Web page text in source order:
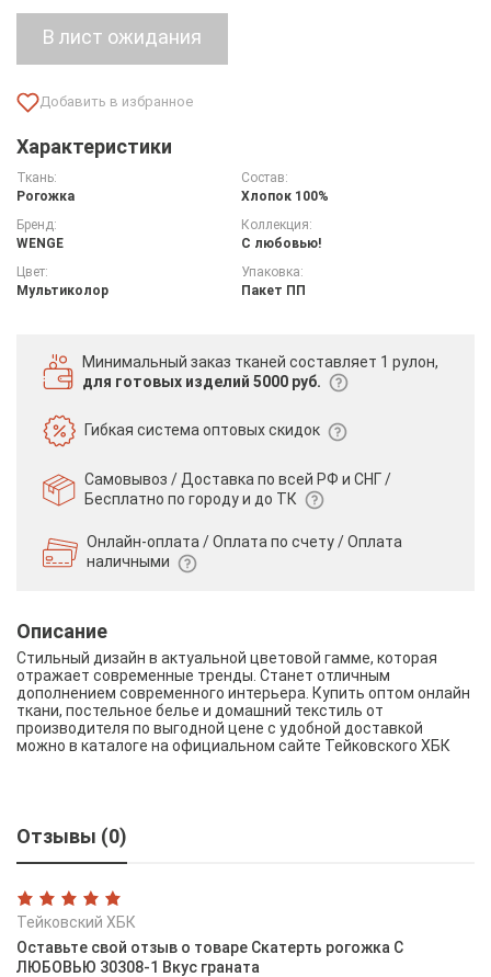
Характеристики
Ткань:
Рогожка
Состав:
Хлопок 100%
Бренд:
WENGE
Коллекция:
С любовью!
Цвет:
Мультиколор
Упаковка:
Пакет ПП
Минимальный заказ тканей составляет 1 рулон,
для готовых изделий 5000 руб.
Гибкая системаоптовых скидок
Самовывоз / Доставка по всей РФ и СНГ /
Бесплатно по городу и до ТК
Онлайн-оплата / Оплата по счету /Оплата
наличными
Описание
Стильный дизайн в актуальной цветовой гамме, которая
отражает современные тренды. Станет отличным
дополнением современного интерьера. Купить оптом онлайн
ткани, постельное белье и домашний текстиль от
производителя по выгодной цене с удобной доставкой
можно в каталоге на официальном сайте Тейковского ХБК
Отзывы (0)
Тейковский ХБК
Оставьте свой отзыв о товаре Скатерть рогожка С
ЛЮБОВЬЮ 30308-1 Вкус граната